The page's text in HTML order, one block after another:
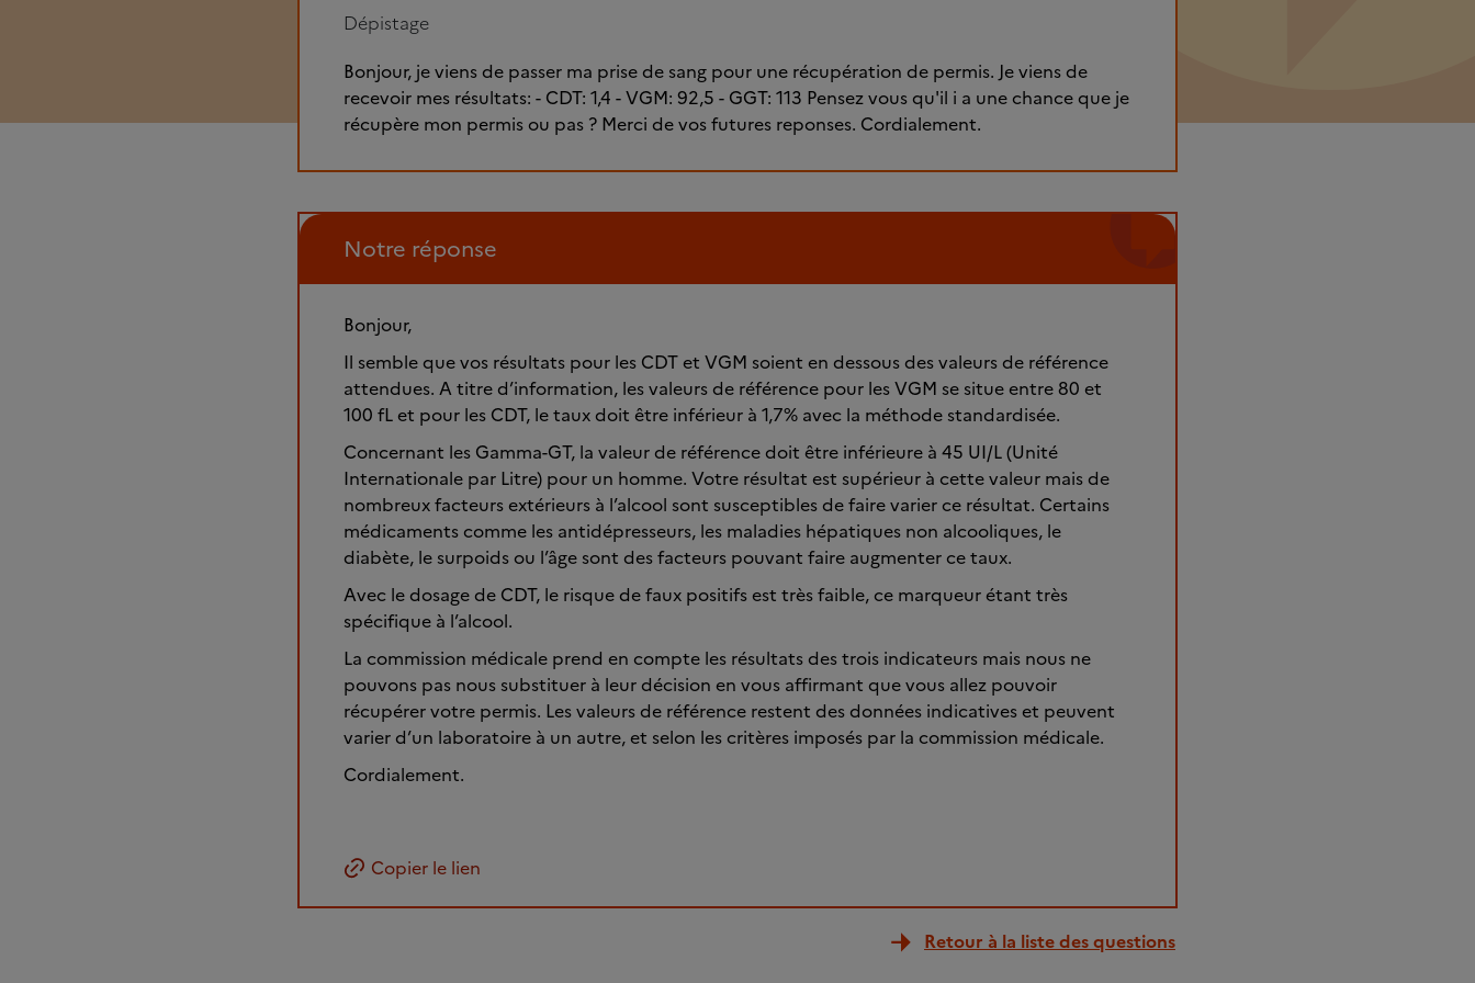
Dépistage
Bonjour, je viens de passer ma prise de sang pour une récupération de permis. Je viens de
recevoir mes résultats: - CDT: 1,4 - VGM: 92,5 - GGT: 113 Pensez vous qu'il i a une chance que je
récupère mon permis ou pas ? Merci de vos futures reponses. Cordialement.
Notre réponse
Bonjour,
Il semble que vos résultats pour les CDT et VGM soient en dessous des valeurs de référence
attendues. A titre d’information, les valeurs de référence pour les VGM se situe entre 80 et
100 fL et pour les CDT, le taux doit être inférieur à 1,7% avec la méthode standardisée.
Concernant les Gamma-GT, la valeur de référence doit être inférieure à 45 UI/L (Unité
Internationale par Litre) pour un homme. Votre résultat est supérieur à cette valeur mais de
nombreux facteurs extérieurs à l’alcool sont susceptibles de faire varier ce résultat. Certains
médicaments comme les antidépresseurs, les maladies hépatiques non alcooliques, le
diabète, le surpoids ou l’âge sont des facteurs pouvant faire augmenter ce taux.
Avec le dosage de CDT, le risque de faux positifs est très faible, ce marqueur étant très
spécifique à l’alcool.
La commission médicale prend en compte les résultats des trois indicateurs mais nous ne
pouvons pas nous substituer à leur décision en vous affirmant que vous allez pouvoir
récupérer votre permis. Les valeurs de référence restent des données indicatives et peuvent
varier d’un laboratoire à un autre, et selon les critères imposés par la commission médicale.
Cordialement.
Copier le lien
Retour à la liste des questions